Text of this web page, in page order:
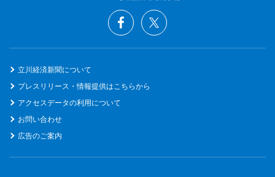
立川経済新聞について
プレスリリース・情報提供はこちらから
アクセスデータの利用について
お問い合わせ
広告のご案内